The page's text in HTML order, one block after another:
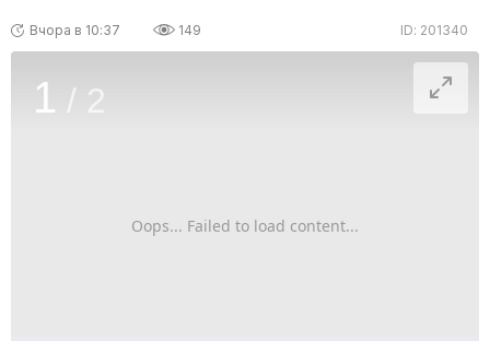
Вчора в 10:37 149 ID: 201340
Oops... Failed to load content...
1 / 2